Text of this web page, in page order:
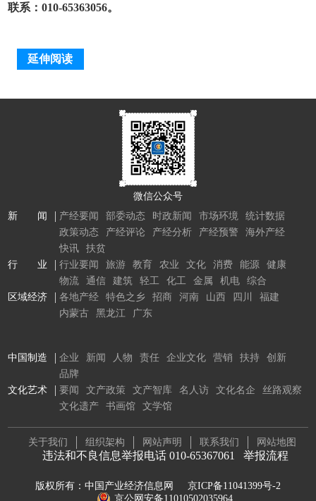
联系：010-65363056。
延伸阅读
微信公众号
新 闻
产经要闻 部委动态 时政新闻 市场环境
统计数据
政策动态
产经评论 产经分析 产经预警
海外产经
快讯
扶贫
行 业
行业要闻 旅游 教育 农业 文化 消费 能源
健康
物流
通信 建筑 轻工 化工 金属 机电
综合
区域经济
各地产经 特色之乡 招商 河南 山西 四川
福建
内蒙古
黑龙江 广东
中国制造 企业 新闻 人物 责任 企业文化 营销 扶持
创新
品牌
文化艺术
要闻 文产政策 文产智库 名人访 文化名企
丝路观察
文化遗产
书画馆 文学馆
关于我们 组织架构 网站声明 联系我们 网站地图
违法和不良信息举报电话 010-65367061 举报流程
版权所有：中国产业经济信息网
京ICP备11041399号-2
京公网安备11010502035964